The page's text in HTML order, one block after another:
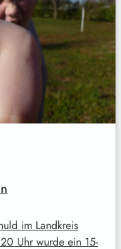
im Landkreis
Uhr wurde ein 15-